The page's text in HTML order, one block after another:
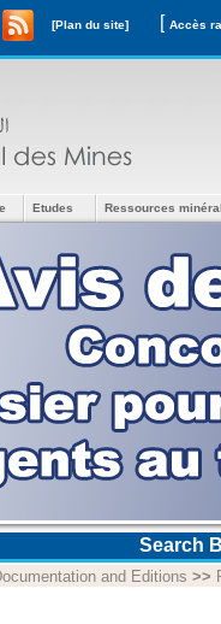
[Plan du site] [
Etudes Ressources
Search
and Editions >>